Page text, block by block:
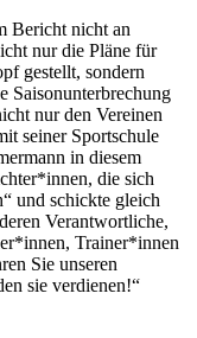
Bericht nicht an
nur die Pläne für
gestellt, sondern
Saisonunterbrechung
nur den Vereinen
seiner Sportschule
in diesem
die sich
und schickte gleich
Verantwortliche,
Trainer*innen
Sie unseren
sie verdienen!“